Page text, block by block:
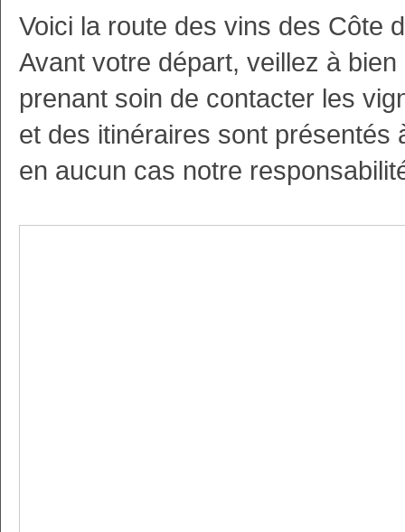
Voici la route des vins des Côte
Avant votre départ, veillez à
prenant soin de contacter les
et des itinéraires sont présentés
en aucun cas notre